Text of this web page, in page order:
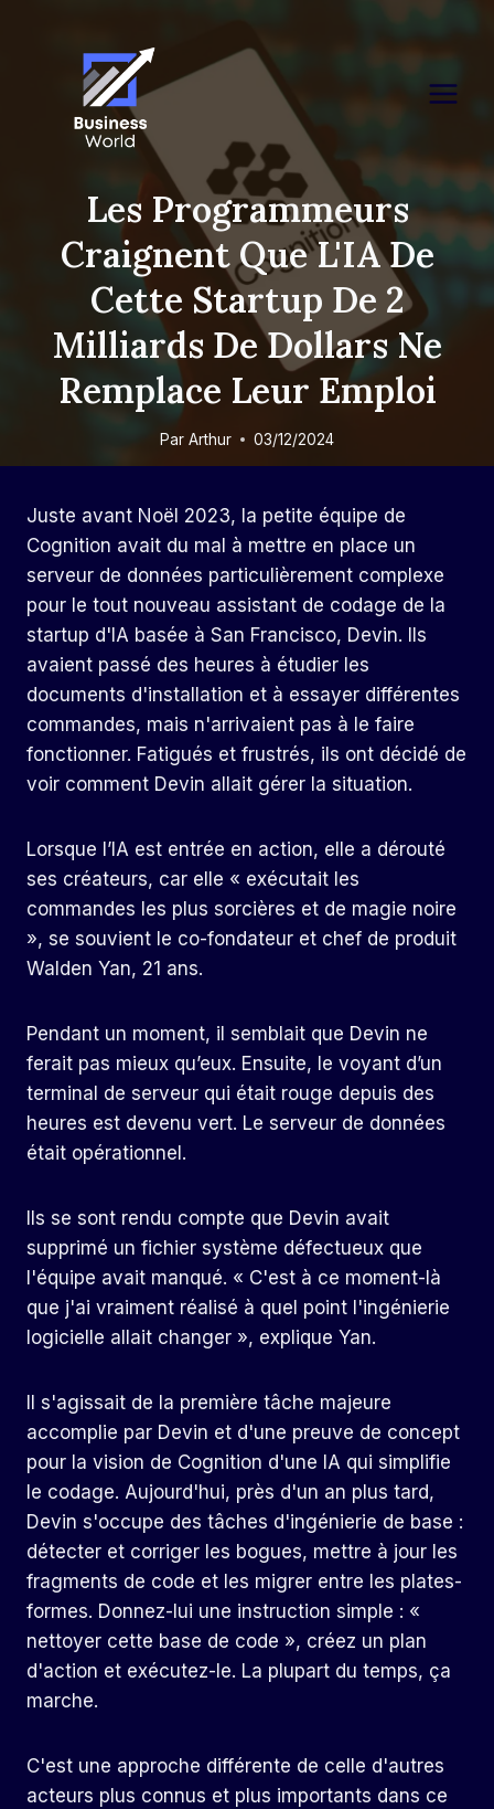
Les Programmeurs
Craignent Que L'IA De
Cette Startup De 2
Milliards De Dollars Ne
Remplace Leur Emploi
Par Arthur 03/12/2024
Juste avant Noël 2023, la petite équipe de
Cognition avait du mal à mettre en place un
serveur de données particulièrement complexe
pour le tout nouveau assistant de codage de la
startup d'IA basée à San Francisco, Devin. Ils
avaient passé des heures à étudier les
documents d'installation et à essayer différentes
commandes, mais n'arrivaient pas à le faire
fonctionner. Fatigués et frustrés, ils ont décidé de
voir comment Devin allait gérer la situation.
Lorsque l’IA est entrée en action, elle a dérouté
ses créateurs, car elle « exécutait les
commandes les plus sorcières et de magie noire
», se souvient le co-fondateur et chef de produit
Walden Yan, 21 ans.
Pendant un moment, il semblait que Devin ne
ferait pas mieux qu’eux. Ensuite, le voyant d’un
terminal de serveur qui était rouge depuis des
heures est devenu vert. Le serveur de données
était opérationnel.
Ils se sont rendu compte que Devin avait
supprimé un fichier système défectueux que
l'équipe avait manqué. « C'est à ce moment-là
que j'ai vraiment réalisé à quel point l'ingénierie
logicielle allait changer », explique Yan.
Il s'agissait de la première tâche majeure
accomplie par Devin et d'une preuve de concept
pour la vision de Cognition d'une IA qui simplifie
le codage. Aujourd'hui, près d'un an plus tard,
Devin s'occupe des tâches d'ingénierie de base :
détecter et corriger les bogues, mettre à jour les
fragments de code et les migrer entre les plates-
formes. Donnez-lui une instruction simple : «
nettoyer cette base de code », créez un plan
d'action et exécutez-le. La plupart du temps, ça
marche.
C'est une approche différente de celle d'autres
acteurs plus connus et plus importants dans ce